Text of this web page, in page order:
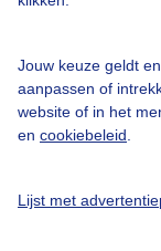
Jouw keuze geldt
aanpassen of
website of in het
en cookiebeleid
Lijst met
Privacy beleid
Privacy
Gratis weerdata
Buienradar